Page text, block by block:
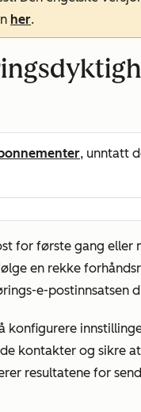
her.
, unntatt
for første gang eller
en rekke
e-postinnsatsen
konfigurere
kontakter og sikre
resultatene for